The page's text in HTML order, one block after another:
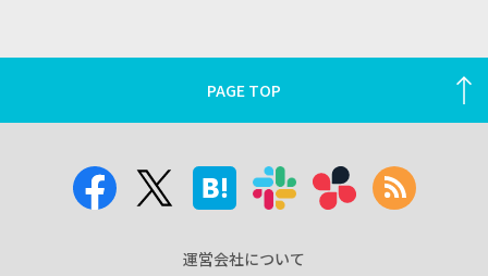
PAGE TOP
運営会社について